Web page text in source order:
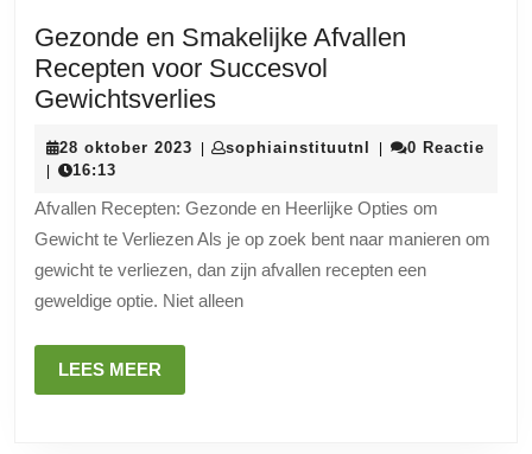
Gezonde en Smakelijke Afvallen
Recepten voor Succesvol
GewichtsverliesGezonde
Smakelijke
Recepten
voor
Succesvol
Gewichtsverlies
28 oktober 2023 28| sophiainstituutnl sophiainstituutnl
| 0 Reactie
| 16:13
Afvallen Recepten: Gezonde en Heerlijke Opties om
Gewicht te Verliezen Als je op zoek bent naar manieren om
gewicht te verliezen, dan zijn afvallen recepten een
geweldige optie. Niet alleen
LEES MEER
MEER